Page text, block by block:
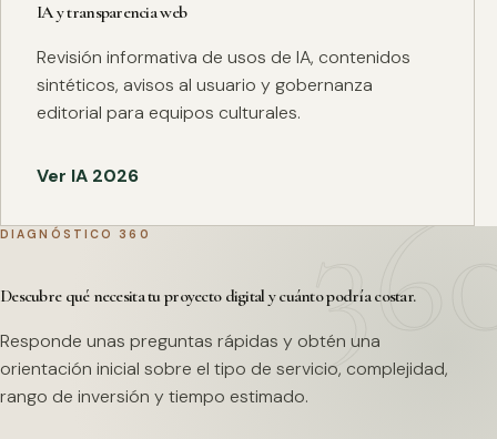
IA y transparencia web
Revisión informativa de usos de IA, contenidos
sintéticos, avisos al usuario y gobernanza
editorial para equipos culturales.
Ver IA 2026
DIAGNÓSTICO 360
Descubre qué necesita tu proyecto digital y cuánto podría costar.
Responde unas preguntas rápidas y obtén una
orientación inicial sobre el tipo de servicio, complejidad,
rango de inversión y tiempo estimado.